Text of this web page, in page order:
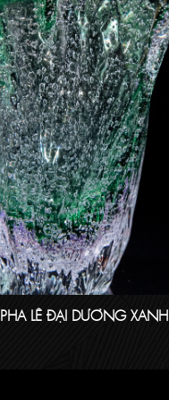
PHA LÊ ĐẠI DƯƠNG XANH